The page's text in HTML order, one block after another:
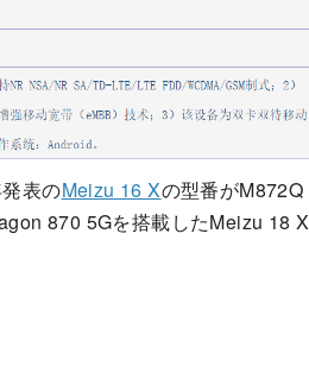
表のMeizu 16 Xの型番がM872Q
870 5Gを搭載したMeizu 18 X